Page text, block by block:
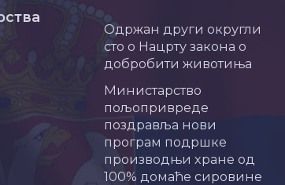
Одржан други округли
сто о Нацрту закона о
добробити животиња
Министарство
пољопривреде
поздравља нови
програм подршке
производњи хране од
100% домаће сировине